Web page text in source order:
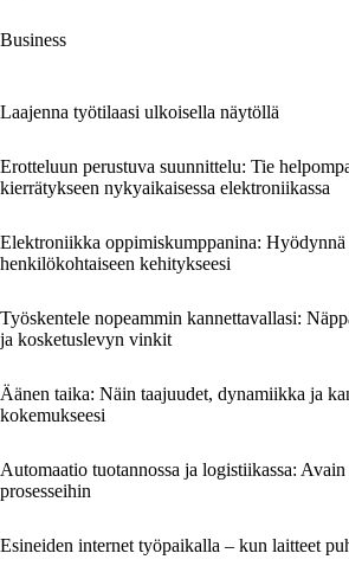
Business
Laajenna työtilaasi ulkoisella näytöllä
Erotteluun perustuva suunnittelu: Tie
kierrätykseen nykyaikaisessa elektroniikassa
Elektroniikka oppimiskumppanina: Hyödynnä
henkilökohtaiseen kehitykseesi
Työskentele nopeammin kannettavallasi:
ja kosketuslevyn vinkit
Äänen taika: Näin taajuudet, dynamiikka ja
kokemukseesi
Automaatio tuotannossa ja logistiikassa:
prosesseihin
Esineiden internet työpaikalla – kun laitteet